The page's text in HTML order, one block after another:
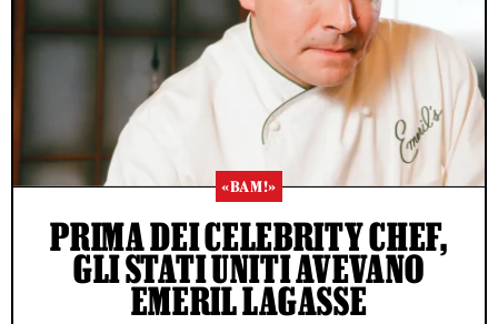
«BAM!»
PRIMA DEI CELEBRITY CHEF,
GLI STATI UNITI AVEVANO
EMERIL LAGASSE